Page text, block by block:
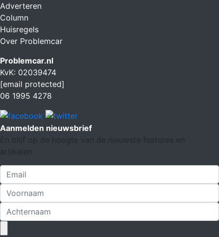
Adverteren
Column
Huisregels
Over Problemcar
Problemcar.nl
KvK: 02039474
[email protected]
06 1995 4278
Aanmelden nieuwsbrief
En blijf op de hoogte van de nieuwste features en
artikelen